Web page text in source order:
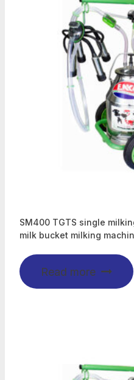
SM400 TGTS single
milk bucket milking
Read more